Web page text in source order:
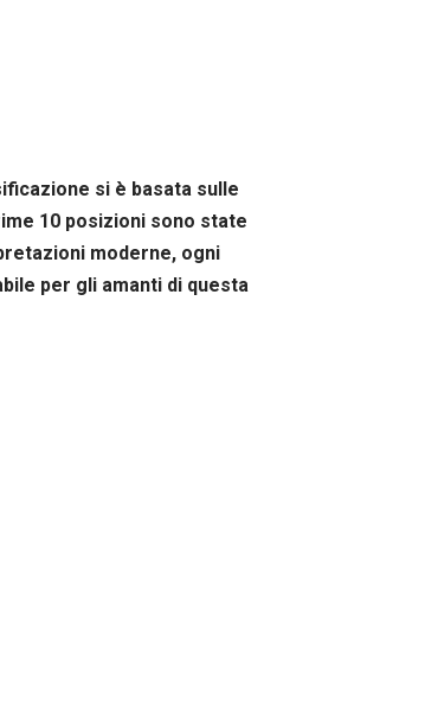
si è basata sulle
10 posizioni sono state
moderne, ogni
per gli amanti di questa